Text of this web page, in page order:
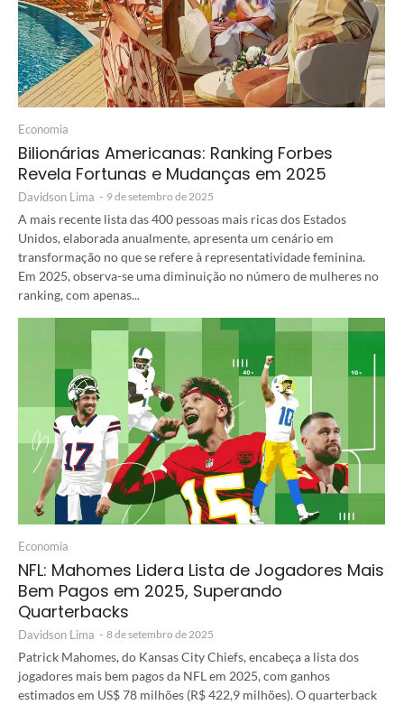
Economia
Bilionárias Americanas: Ranking Forbes
Revela Fortunas e Mudanças em 2025
Davidson Lima - 9 de setembro de 2025
A mais recente lista das 400 pessoas mais ricas dos Estados
Unidos, elaborada anualmente, apresenta um cenário em
transformação no que se refere à representatividade feminina.
Em 2025, observa-se uma diminuição no número de mulheres no
ranking, com apenas...
Economia
NFL: Mahomes Lidera Lista de Jogadores Mais
Bem Pagos em 2025, Superando
Quarterbacks
Davidson Lima - 8 de setembro de 2025
Patrick Mahomes, do Kansas City Chiefs, encabeça a lista dos
jogadores mais bem pagos da NFL em 2025, com ganhos
estimados em US$ 78 milhões (R$ 422,9 milhões). O quarterback